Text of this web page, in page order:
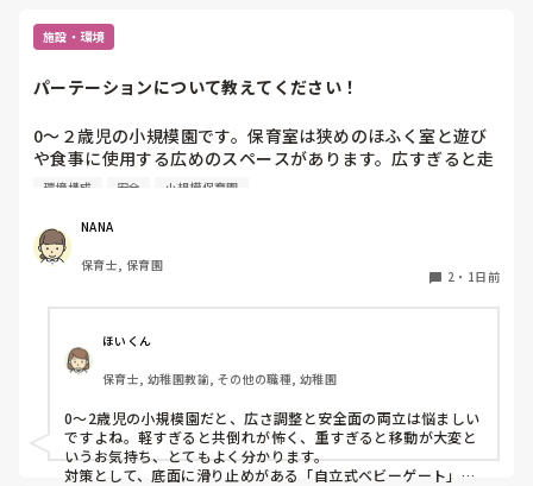
施設・環境
パーテーションについて教えてください！
0〜２歳児の小規模園です。保育室は狭めのほふく室と遊び
や食事に使用する広めのスペースがあります。広すぎると走
り回ったりして落ち着かないので、活動によってパーテーシ
うな素材で軽いので、ちょっと体が当たると倒れたり、つか
まり立ちが不安定な子にとっては共倒れになったりで危険で
す。かと言って固定してしまうと活動によって柔軟に移動す
しっかりした重いものを置いていましたが、移動が大変で使
い勝手が悪く、子どもがぶつかって倒れた時に怖い思いをし
ました。
皆さんの園ではどんなもので工夫されていますか？
環境構成 安全 小規模保育園
NANA
保育士, 保育園
2 ・ 1日前
ほいくん
保育士, 幼稚園教諭, その他の職種, 幼稚園
0〜2歳児の小規模園だと、広さ調整と安全面の両立は悩ましい
ですよね。軽すぎると共倒れが怖く、重すぎると移動が大変と
いうお気持ち、とてもよく分かります。
対策として、底面に滑り止めがある「自立式ベビーゲート」な